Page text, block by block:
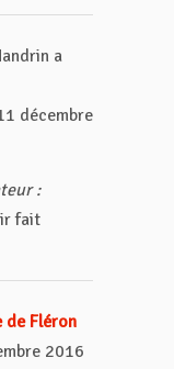
a
décembre
:
fait
de Fléron
2016